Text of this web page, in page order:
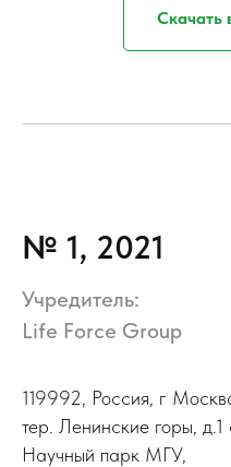
Скачать
№ 1, 2021
Учредитель:
Life Force Group
119992, Россия, г
тер. Ленинские горы, д.1
Научный парк МГУ,